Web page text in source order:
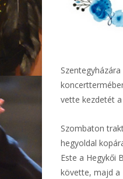
vette kezdetét
Szombaton
hegyoldal
Este a Hegykői
követte, majd a